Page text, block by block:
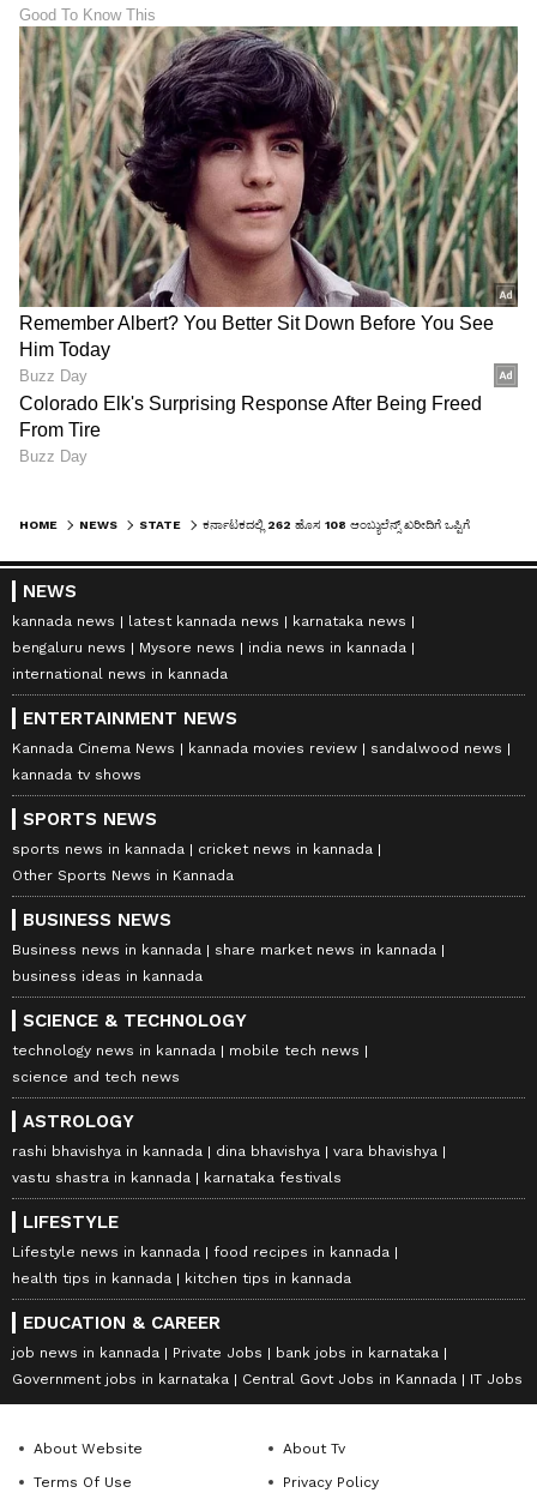
HOME NEWS STATE ಕರ್ನಾಟಕದಲ್ಲಿ 262 ಹೊಸ 108 ಆಂಬ್ಯುಲೆನ್ಸ್‌ ಖರೀದಿಗೆ ಒಪ್ಪಿಗೆ
NEWS
kannada news latest kannada news
karnataka news
bengaluru news
Mysore news
india news in kannada
international news in kannada
ENTERTAINMENT NEWS
Kannada Cinema News kannada movies review
sandalwood news
kannada tv shows
SPORTS NEWS
sports news in kannada
cricket news in kannada
Other Sports News in Kannada
BUSINESS NEWS
Business news in kannada
share market news in kannada
business ideas in kannada
SCIENCE & TECHNOLOGY
technology news in kannada
mobile tech news
science and tech news
ASTROLOGY
rashi bhavishya in kannada dina bhavishya
vara bhavishya
vastu shastra in kannada
karnataka festivals
LIFESTYLE
Lifestyle news in kannada
food recipes in kannada
health tips in kannada
kitchen tips in kannada
EDUCATION & CAREER
job news in kannada Private Jobs
bank jobs in karnataka
Government jobs in karnataka
Central Govt Jobs in Kannada IT Jobs
About Website
About Tv
Terms Of Use
Privacy Policy